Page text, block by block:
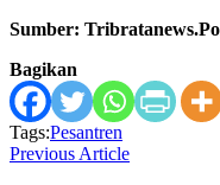
Sumber:
Bagikan
Tags:Pesantren
Previous Article